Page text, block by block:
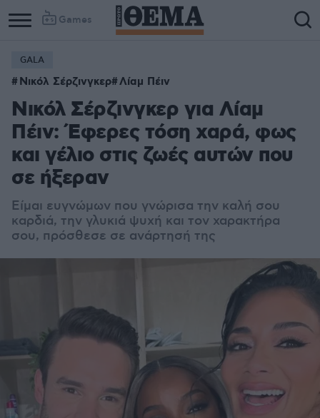
Games
GALA
Νικόλ Σέρζινγκερ Λίαμ Πέιν
Νικόλ Σέρζινγκερ για Λίαμ
Πέιν: Έφερες τόση χαρά, φως
και γέλιο στις ζωές αυτών που
σε ήξεραν
Είμαι ευγνώμων που γνώρισα την καλή σου
καρδιά, την γλυκιά ψυχή και τον χαρακτήρα
σου, πρόσθεσε σε ανάρτησή της